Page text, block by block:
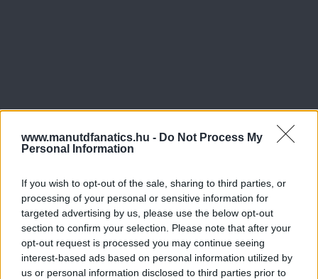
www.manutdfanatics.hu - Do Not Process My
Personal Information
If you wish to opt-out of the sale, sharing to third parties, or
processing of your personal or sensitive information for
targeted advertising by us, please use the below opt-out
section to confirm your selection. Please note that after your
opt-out request is processed you may continue seeing
interest-based ads based on personal information utilized by
us or personal information disclosed to third parties prior to